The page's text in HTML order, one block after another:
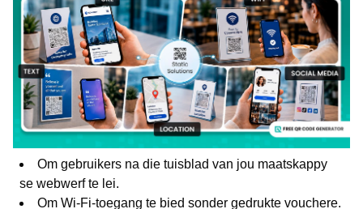
Om gebruikers na die tuisblad van jou maatskappy
se webwerf te lei.
Om Wi-Fi-toegang te bied sonder gedrukte vouchere.